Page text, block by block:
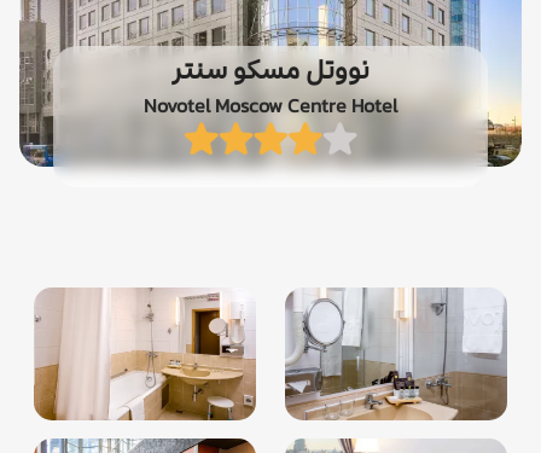
نووتل مسکو سنتر
Novotel Moscow Centre Hotel